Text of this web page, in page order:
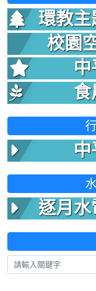
環教
校園
食
逐月